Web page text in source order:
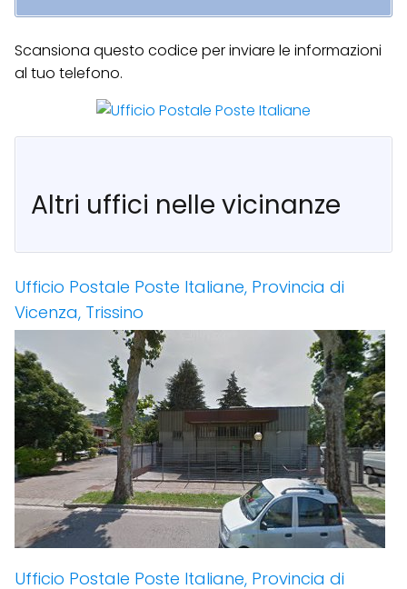
Scansiona questo codice per inviare le informazioni
al tuo telefono.
Altri uffici nelle vicinanze
Ufficio Postale Poste Italiane, Provincia di
Vicenza, Trissino
Ufficio Postale Poste Italiane, Provincia di